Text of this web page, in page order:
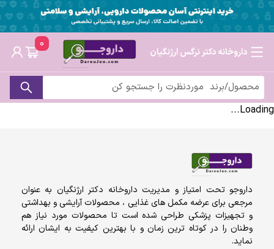
داروخانه دکتر نرگس ارژنگیان
0
Loading...
داروجو تحت امتیاز و مدیریت داروخانه دکتر ارژنگیان به عنوان
مرجعی برای عرضه مکمل های غذایی ، محصولات آرایشی و بهداشتی
و تجهیزات پزشکی طراحی شده است تا محصولات مورد نیاز هم
وطنان را در کوتاه ترین زمان و با بهترین کیفیت به ایشان ارائه
نماید.